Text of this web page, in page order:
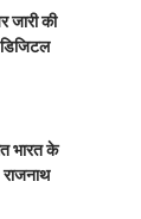
जारी की
डिजिटल
भारत के